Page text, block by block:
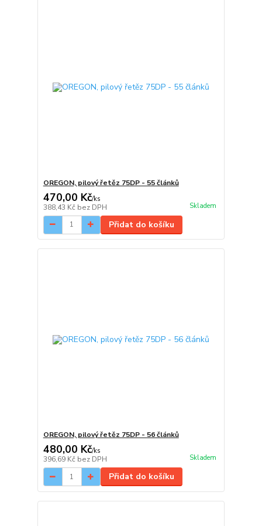
OREGON, pilový řetěz 75DP - 55 článků
470,00 Kč/ks
388,43 Kč bez DPH Skladem
Přidat do košíku
OREGON, pilový řetěz 75DP - 56 článků
480,00 Kč/ks
396,69 Kč bez DPH Skladem
Přidat do košíku